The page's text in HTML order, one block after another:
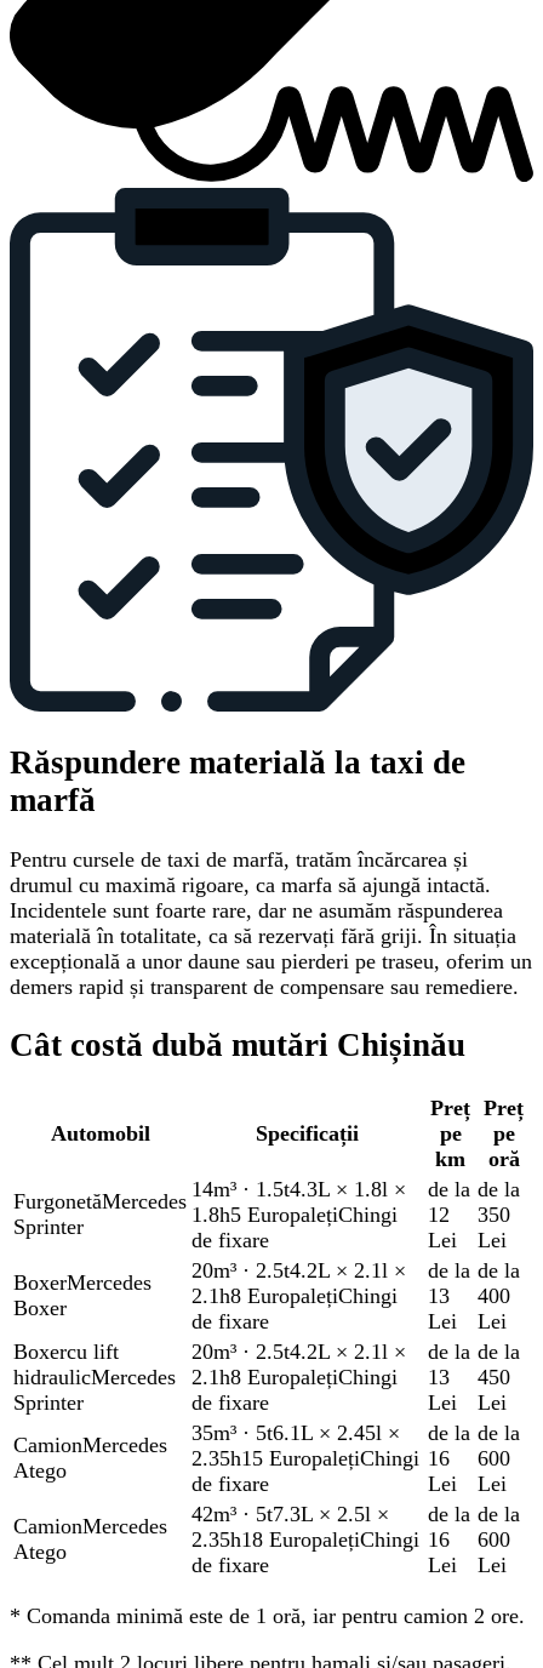
Răspundere materială la taxi de
marfă
Pentru cursele de taxi de marfă, tratăm încărcarea și
drumul cu maximă rigoare, ca marfa să ajungă intactă.
Incidentele sunt foarte rare, dar ne asumăm răspunderea
materială în totalitate, ca să rezervați fără griji. În situația
excepțională a unor daune sau pierderi pe traseu, oferim un
demers rapid și transparent de compensare sau remediere.
Cât costă dubă mutări Chișinău
Automobil Specificații
Preț
pe
km
Preț
pe
oră
FurgonetăMercedes
Sprinter
14m³ · 1.5t4.3L × 1.8l ×
1.8h5 EuropalețiChingi
de fixare
de la
12
Lei
de la
350
Lei
BoxerMercedes
Boxer
20m³ · 2.5t4.2L × 2.1l ×
2.1h8 EuropalețiChingi
de fixare
de la
13
Lei
de la
400
Lei
Boxercu lift
hidraulicMercedes
Sprinter
20m³ · 2.5t4.2L × 2.1l ×
2.1h8 EuropalețiChingi
de fixare
de la
13
Lei
de la
450
Lei
CamionMercedes
Atego
35m³ · 5t6.1L × 2.45l ×
2.35h15 EuropalețiChingi
de fixare
de la
16
Lei
de la
600
Lei
CamionMercedes
Atego
42m³ · 5t7.3L × 2.5l ×
2.35h18 EuropalețiChingi
de fixare
de la
16
Lei
de la
600
Lei
* Comanda minimă este de 1 oră, iar pentru camion 2 ore.
** Cel mult 2 locuri libere pentru hamali și/sau pasageri.